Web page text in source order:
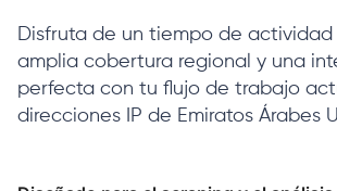
Disfruta de un tiempo de actividad
amplia cobertura regional y una
perfecta con tu flujo de trabajo
direcciones IP de Emiratos Árabes